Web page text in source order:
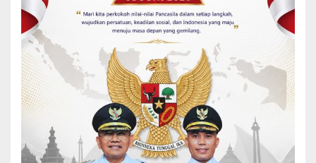
Ketua KPU juga menyampaikan terima kasih kepada pihak-pihak
yang berkontestasi, rekan mitra KPU, Bawaslu Simalungun yang
lebih mengedepankan pencegahan daripada penindakan.
“Tentu hal ini mengantarkan pemilihan di Kabupaten Simalungun
baik pemilihan Gubernur maupun Bupati dan Wakil Bupati di
Kabupaten Simalungun berjalan dengan sangat kondusif sesuai
dengan aturan perundangan yang berlaku,”ujar Johan.
“Ini bukan proses yang sebentar dan proses yang mudah, kami juga